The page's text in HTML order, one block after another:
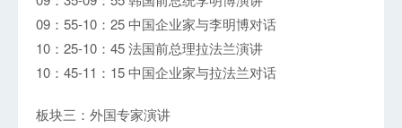
09：55-10：25 中国企业家与李明博对话
10：25-10：45 法国前总理拉法兰演讲
10：45-11：15 中国企业家与拉法兰对话
板块三：外国专家演讲